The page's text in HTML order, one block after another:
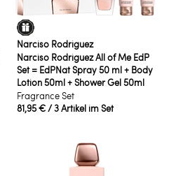
Narciso Rodriguez
Narciso Rodriguez All of Me EdP
Set = EdPNat Spray 50 ml + Body
Lotion 50ml + Shower Gel 50ml
Fragrance Set
81,95 €/ 3 Artikel im Set